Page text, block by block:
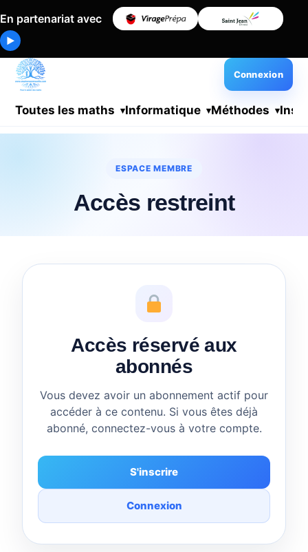
En partenariat avec
▶
Toutes les maths Informatique Méthodes
Connexion
ESPACE MEMBRE
Accès restreint
Accès réservé aux
abonnés
Vous devez avoir un abonnement actif pour
accéder à ce contenu. Si vous êtes déjà
abonné, connectez-vous à votre compte.
S'inscrire
Connexion